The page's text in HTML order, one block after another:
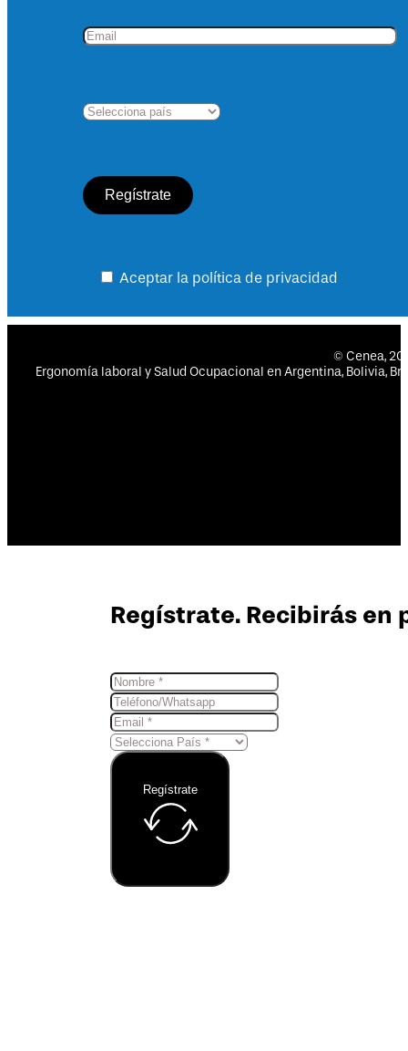
Aceptar la política de privacidad
© Cenea,
Ergonomía laboral y Salud Ocupacional en Argentina, Bolivia,
Regístrate. Recibirás en
Regístrate